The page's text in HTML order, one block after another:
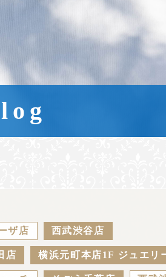
ザ店 西武渋谷店
店 横浜元町本店1F ジュエリ